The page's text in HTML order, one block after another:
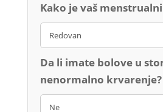
Kako je vaš
Da li imate bolove u
nenormalno krvarenje?